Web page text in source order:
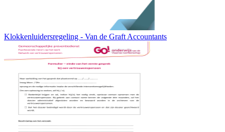
Klokkenluidersregeling - Van de Graft Accountants